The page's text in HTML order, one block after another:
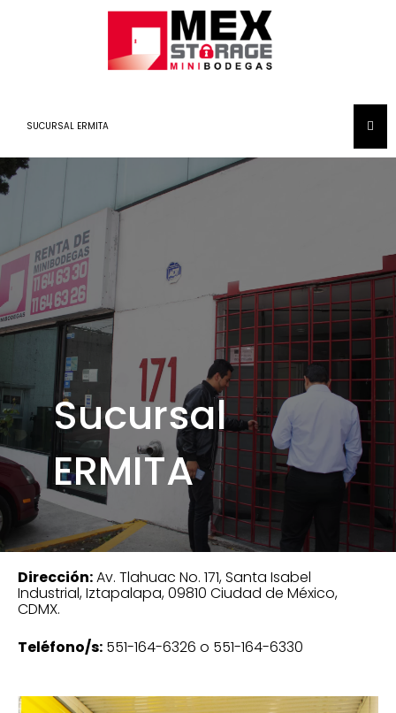
SUCURSAL ERMITA
Sucursal
ERMITA
Dirección:Av. Tlahuac No. 171, Santa Isabel
Industrial, Iztapalapa, 09810 Ciudad de México,
CDMX.
Teléfono/s: 551-164-6326 o 551-164-6330